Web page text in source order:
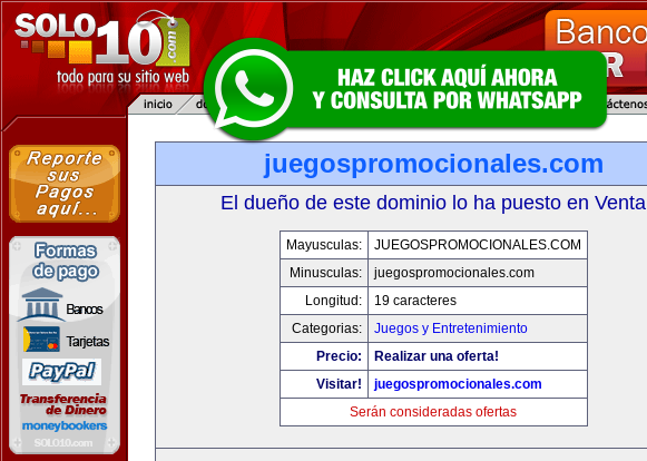
juegospromocionales.com
El dueño de este dominio lo ha puesto en Venta
Mayusculas:
JUEGOSPROMOCIONALES.COM
Minusculas:
juegospromocionales.com
Longitud:
19 caracteres
Categorias:
Juegos y Entretenimiento
Precio:
Realizar una oferta!
Visitar!
juegospromocionales.com
Serán consideradas ofertas